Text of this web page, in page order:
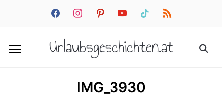
facebookinstagrampinterestyoutube tiktok rss
Urlaubsgeschichten.at
IMG_3930